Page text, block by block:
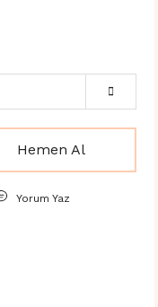
Hemen Al
Yorum Yaz